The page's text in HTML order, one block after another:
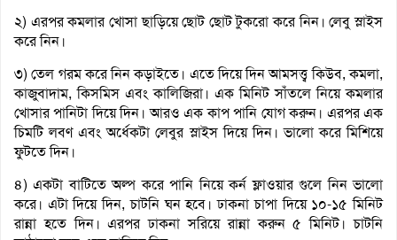
২) এরপর কমলার খোসা ছাড়িয়ে ছোট ছোট টুকরো করে নিন। লেবু স্লাইস
করে নিন।
৩) তেল গরম করে নিন কড়াইতে। এতে দিয়ে দিন আমসত্ত্ব কিউব, কমলা,
কাজুবাদাম, কিসমিস এবং কালিজিরা। এক মিনিট সাঁতলে নিয়ে কমলার
খোসার পানিটা দিয়ে দিন। আরও এক কাপ পানি যোগ করুন। এরপর এক
চিমটি লবণ এবং অর্ধেকটা লেবুর স্লাইস দিয়ে দিন। ভালো করে মিশিয়ে
ফুটতে দিন।
৪) একটা বাটিতে অল্প করে পানি নিয়ে কর্ন ফ্লাওয়ার গুলে নিন ভালো
করে। এটা দিয়ে দিন, চাটনি ঘন হবে। ঢাকনা চাপা দিয়ে ১০-১৫ মিনিট
রান্না হতে দিন। এরপর ঢাকনা সরিয়ে রান্না করুন ৫ মিনিট। চাটনি